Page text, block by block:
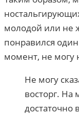
молодой или не
понравился
момент, не могу
Не могу
восторг.
достаточно